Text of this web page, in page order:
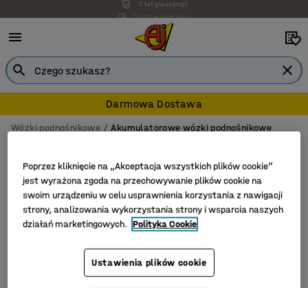
Darmowa Dostawa
Wózki podnośnikowe Akumulatorowe wózki podnośnikowe
Filtruj Sortuj
Liczba produktów: 1
Poprzez kliknięcie na „Akceptacja wszystkich plików cookie”
jest wyrażona zgoda na przechowywanie plików cookie na
swoim urządzeniu w celu usprawnienia korzystania z nawigacji
strony, analizowania wykorzystania strony i wsparcia naszych
działań marketingowych. Polityka Cookie
Ustawienia plików cookie